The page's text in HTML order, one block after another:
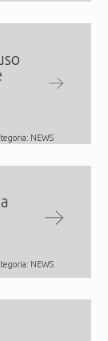
NEWS
NEWS